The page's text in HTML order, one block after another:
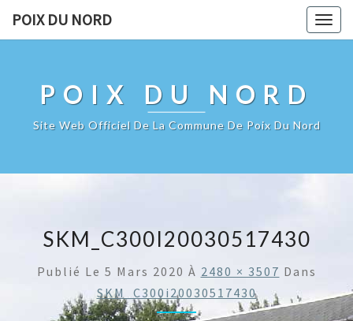
POIX DU NORD
POIX DU NORD
Site Web Officiel De La Commune De Poix Du Nord
SKM_C300I20030517430
Publié Le 5 Mars 2020 À 2480 × 3507 Dans
SKM_C300i20030517430